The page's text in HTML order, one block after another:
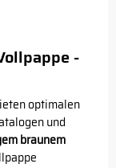
-
optimalen
und
braunem